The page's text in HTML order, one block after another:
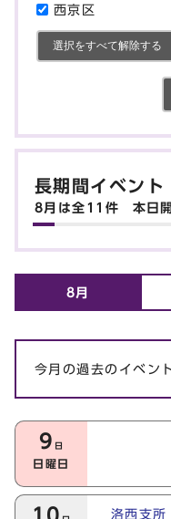
西京区
選択をすべて解除する
長期間イベント
8月は全 11 件 本日
8月
今月の過去のイベン
今月の本日以降のイベン
9 日
日曜日
洛西支所